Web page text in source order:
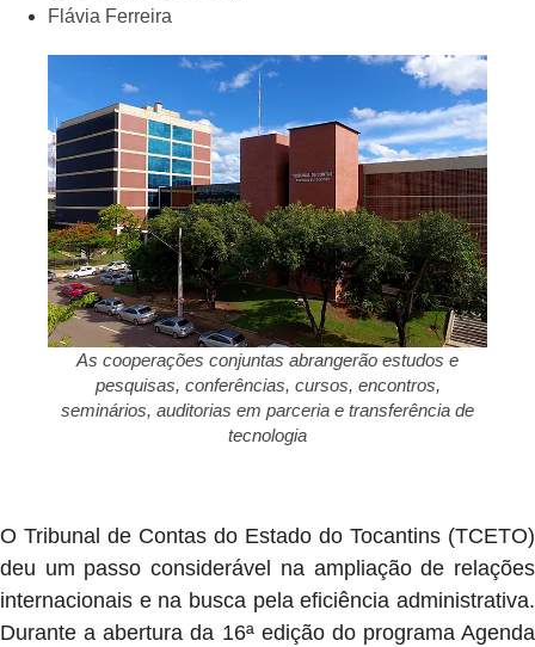
Flávia Ferreira
As cooperações conjuntas abrangerão estudos e
pesquisas, conferências, cursos, encontros,
seminários, auditorias em parceria e transferência de
tecnologia
O Tribunal de Contas do Estado do Tocantins (TCETO)
deu um passo considerável na ampliação de relações
internacionais e na busca pela eficiência administrativa.
Durante a abertura da 16ª edição do programa Agenda